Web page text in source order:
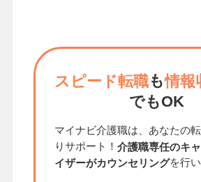
スピード転職も情報
でもOK
マイナビ介護職は、あなたの
りサポート！ 介護職専任のキ
イザーがカウンセリングを行い